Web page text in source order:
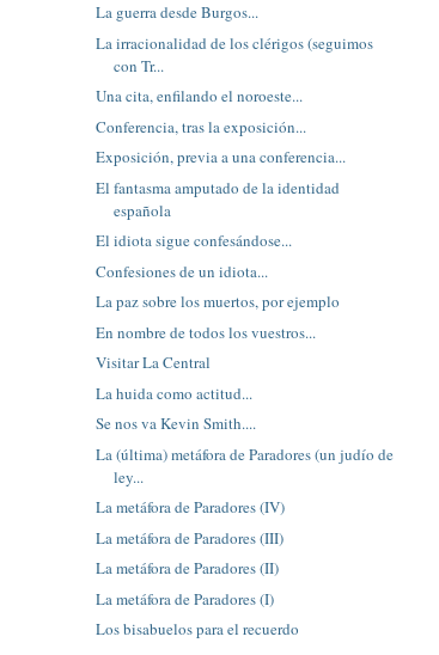
La guerra desde Burgos...
La irracionalidad de los clérigos (seguimos
con Tr...
Una cita, enfilando el noroeste...
Conferencia, tras la exposición...
Exposición, previa a una conferencia...
El fantasma amputado de la identidad
española
El idiota sigue confesándose...
Confesiones de un idiota...
La paz sobre los muertos, por ejemplo
En nombre de todos los vuestros...
Visitar La Central
La huida como actitud...
Se nos va Kevin Smith....
La (última) metáfora de Paradores (un judío de
ley...
La metáfora de Paradores (IV)
La metáfora de Paradores (III)
La metáfora de Paradores (II)
La metáfora de Paradores (I)
Los bisabuelos para el recuerdo